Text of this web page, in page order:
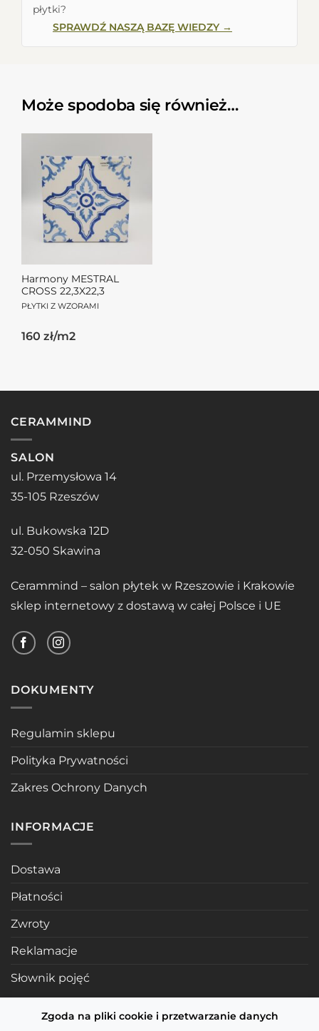
płytki?
SPRAWDŹ NASZĄ BAZĘ WIEDZY →
Może spodoba się również…
Harmony MESTRAL
CROSS 22,3X22,3
PŁYTKI Z WZORAMI
160 zł/m2
Zgoda na pliki cookie i przetwarzanie danych
CERAMMIND
SALON
ul. Przemysłowa 14
35-105 Rzeszów
ul. Bukowska 12D
32-050 Skawina
Cerammind – salon płytek w Rzeszowie i Krakowie
sklep internetowy z dostawą w całej Polsce i UE
DOKUMENTY
Regulamin sklepu
Polityka Prywatności
Zakres Ochrony Danych
INFORMACJE
Dostawa
Płatności
Zwroty
Reklamacje
Słownik pojęć
POLECANE STRONY